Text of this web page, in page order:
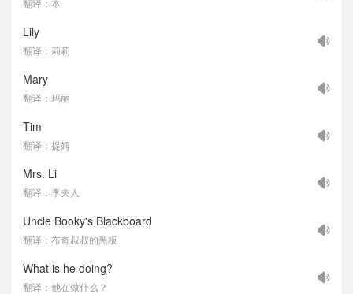
翻译：本
Lily
翻译：莉莉
Mary
翻译：玛丽
Tim
翻译：提姆
Mrs. Li
翻译：李夫人
Uncle Booky's Blackboard
翻译：布奇叔叔的黑板
What is he doing?
翻译：他在做什么？